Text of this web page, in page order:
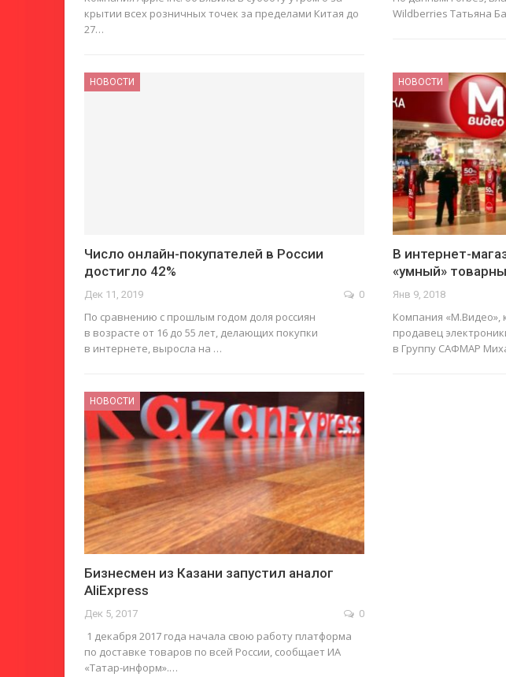
крытии всех роз­нич­ных то­чек за пре­де­ла­ми Ки­тая до
27…
Wildberries Та­тья­на
НОВОСТИ
Число онлайн-покупателей в России
достигло 42%
Дек 11, 2019 0
По сравнению с прошлым годом доля россиян
в возрасте от 16 до 55 лет, делающих покупки
в интернете, выросла на …
НОВОСТИ
В интернет-
«умный»
Янв 9, 2018
Компания «М.Видео»,
продавец
в Группу САФМАР
НОВОСТИ
Бизнесмен из Казани запустил аналог
AliExpress
Дек 5, 2017 0
1 декабря 2017 года начала свою работу платформа
по доставке товаров по всей России, сообщает ИА
«Татар-информ».…